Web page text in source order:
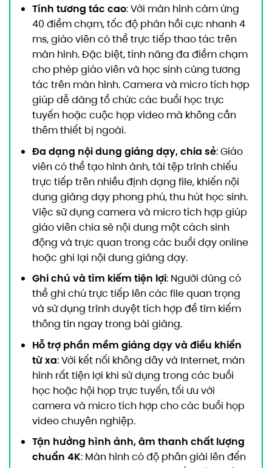
Tính tương tác cao: Với màn hình cảm ứng
40 điểm chạm, tốc độ phản hồi cực nhanh 4
ms, giáo viên có thể trực tiếp thao tác trên
màn hình. Đặc biệt, tính năng đa điểm chạm
cho phép giáo viên và học sinh cùng tương
tác trên màn hình. Camera và micro tích hợp
giúp dễ dàng tổ chức các buổi học trực
tuyến hoặc cuộc họp video mà không cần
thêm thiết bị ngoài.
Đa dạng nội dung giảng dạy, chia sẻ: Giáo
viên có thể tạo hình ảnh, tải tệp trình chiếu
trực tiếp trên nhiều định dạng file, khiến nội
dung giảng dạy phong phú, thu hút học sinh.
Việc sử dụng camera và micro tích hợp giúp
giáo viên chia sẻ nội dung một cách sinh
động và trực quan trong các buổi dạy online
hoặc ghi lại nội dung giảng dạy.
Ghi chú và tìm kiếm tiện lợi: Người dùng có
thể ghi chú trực tiếp lên các file quan trọng
và sử dụng trình duyệt tích hợp để tìm kiếm
thông tin ngay trong bài giảng.
Hỗ trợ phần mềm giảng dạy và điều khiển
từ xa: Với kết nối không dây và Internet, màn
hình rất tiện lợi khi sử dụng trong các buổi
học hoặc hội họp trực tuyến, tối ưu với
camera và micro tích hợp cho các buổi họp
video chuyên nghiệp.
Tận hưởng hình ảnh, âm thanh chất lượng
chuẩn 4K: Màn hình có độ phân giải lên đến